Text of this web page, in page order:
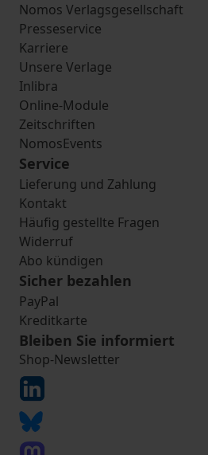
Nomos Verlagsgesellschaft
Presseservice
Karriere
Unsere Verlage
Inlibra
Online-Module
Zeitschriften
NomosEvents
Service
Lieferung und Zahlung
Kontakt
Häufig gestellte Fragen
Widerruf
Abo kündigen
Sicher bezahlen
PayPal
Kreditkarte
Bleiben Sie informiert
Shop-Newsletter